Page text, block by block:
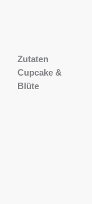
Zutaten
Cupcake &
Blüte